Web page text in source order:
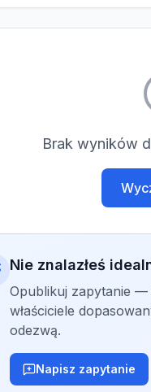
Brak wyników
Nie znalazłeś
Opublikuj zapytanie
właściciele
odezwą.
Napisz zapytanie